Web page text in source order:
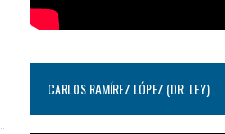
CARLOS RAMÍREZ LÓPEZ (DR. LEY)